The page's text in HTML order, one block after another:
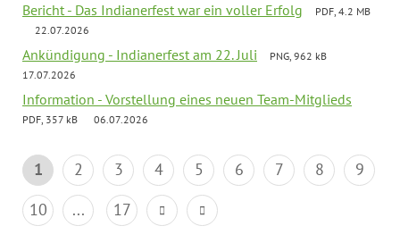
Bericht - Das Indianerfest war ein voller Erfolg
PDF, 4.2 MB
22.07.2026
Ankündigung - Indianerfest am 22. Juli
PNG, 962 kB
17.07.2026
Information - Vorstellung eines neuen Team-Mitglieds
PDF, 357 kB 06.07.2026
1 2 3 4 5 6 7 8
9
10
... 17